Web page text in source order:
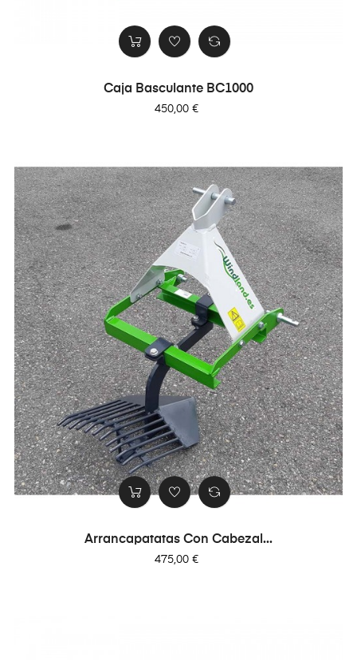
Caja Basculante BC1000
Precio
450,00 €
Arrancapatatas Con Cabezal...
Precio
475,00 €